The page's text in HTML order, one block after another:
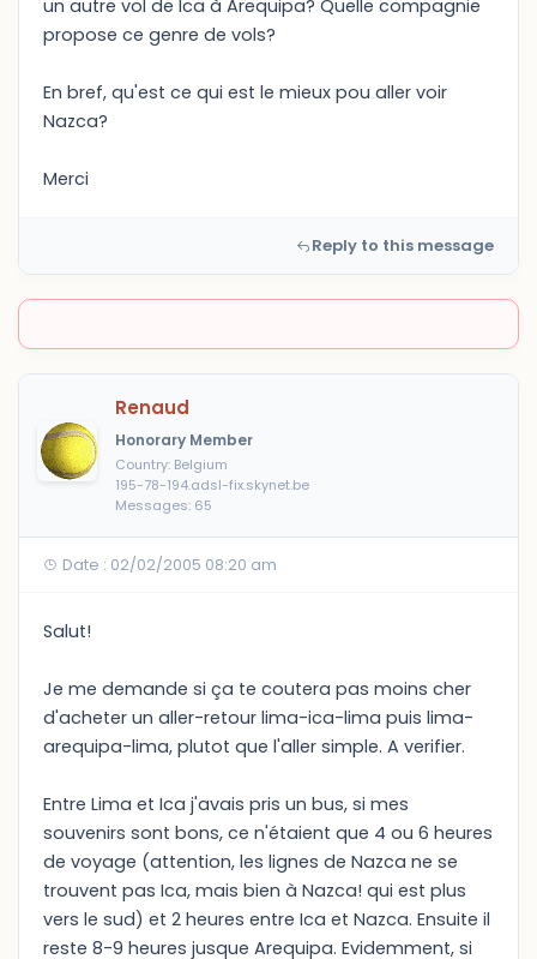
un autre vol de Ica à Arequipa? Quelle compagnie
propose ce genre de vols?
En bref, qu'est ce qui est le mieux pou aller voir
Nazca?
Merci
Reply to this message
Renaud
Honorary Member
Country: Belgium
195-78-194.adsl-fix.skynet.be
Messages: 65
Date : 02/02/2005 08:20 am
Salut!
Je me demande si ça te coutera pas moins cher
d'acheter un aller-retour lima-ica-lima puis lima-
arequipa-lima, plutot que l'aller simple. A verifier.
Entre Lima et Ica j'avais pris un bus, si mes
souvenirs sont bons, ce n'étaient que 4 ou 6 heures
de voyage (attention, les lignes de Nazca ne se
trouvent pas Ica, mais bien à Nazca! qui est plus
vers le sud) et 2 heures entre Ica et Nazca. Ensuite il
reste 8-9 heures jusque Arequipa. Evidemment, si